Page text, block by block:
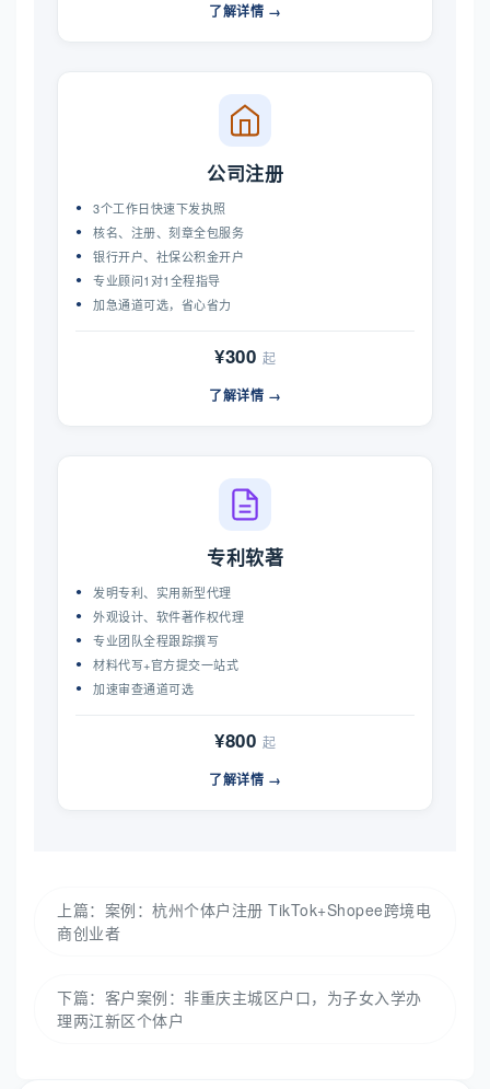
了解详情 →
公司注册
3个工作日快速下发执照
核名、注册、刻章全包服务
银行开户、社保公积金开户
专业顾问1对1全程指导
加急通道可选，省心省力
¥300 起
了解详情 →
专利软著
发明专利、实用新型代理
外观设计、软件著作权代理
专业团队全程跟踪撰写
材料代写+官方提交一站式
加速审查通道可选
¥800 起
了解详情 →
上篇： 案例：杭州个体户注册 TikTok+Shopee跨境电
商创业者
下篇： 客户案例：非重庆主城区户口，为子女入学办
理两江新区个体户